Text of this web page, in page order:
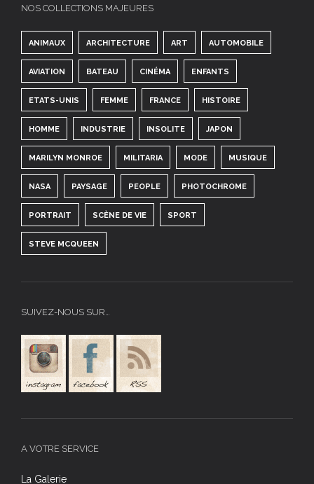
NOS COLLECTIONS MAJEURES
ANIMAUX ARCHITECTURE ART AUTOMOBILE
AVIATION BATEAU CINÉMA ENFANTS
ETATS-UNIS FEMME FRANCE HISTOIRE
HOMME INDUSTRIE INSOLITE JAPON
MARILYN MONROE MILITARIA MODE MUSIQUE
NASA PAYSAGE PEOPLE PHOTOCHROME
PORTRAIT SCÈNE DE VIE SPORT
STEVE MCQUEEN
SUIVEZ-NOUS SUR…
A VOTRE SERVICE
La Galerie